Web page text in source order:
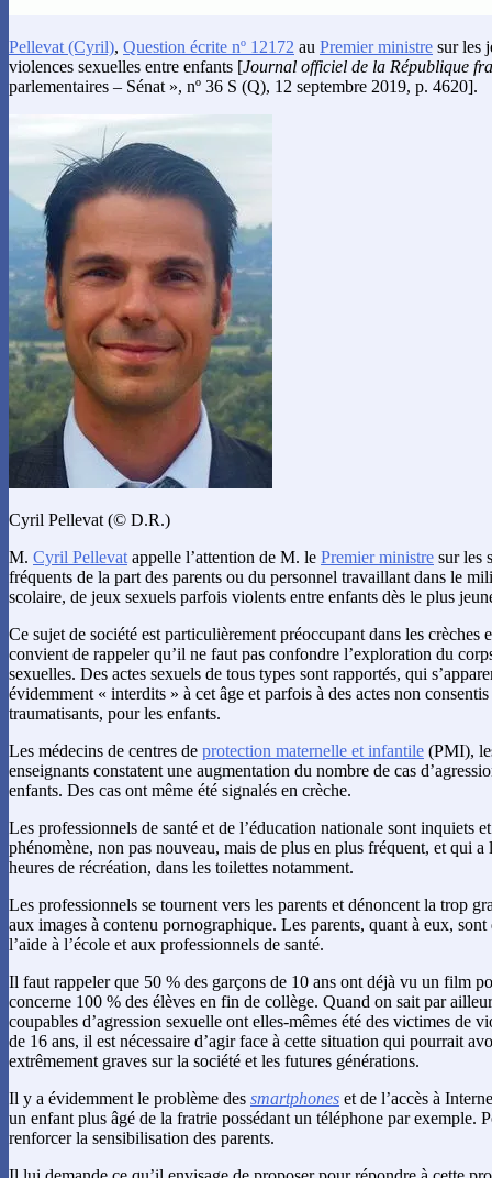
Pellevat (Cyril), Question écrite nº 12172 au Premier ministre sur les
violences sexuelles entre enfants [Journal officiel de la République
parlementaires – Sénat », nº 36 S (Q), 12 septembre 2019, p. 4620].
Cyril Pellevat (© D.R.)
M. Cyril Pellevat appelle l’attention de M. le Premier ministre sur les
fréquents de la part des parents ou du personnel travaillant dans le
scolaire, de jeux sexuels parfois violents entre enfants dès le plus
Ce sujet de société est particulièrement préoccupant dans les crèches
convient de rappeler qu’il ne faut pas confondre l’exploration du
sexuelles. Des actes sexuels de tous types sont rapportés, qui
évidemment « interdits » à cet âge et parfois à des actes non
traumatisants, pour les enfants.
Les médecins de centres de protection maternelle et infantile (PMI),
enseignants constatent une augmentation du nombre de cas
enfants. Des cas ont même été signalés en crèche.
Les professionnels de santé et de l’éducation nationale sont inquiets
phénomène, non pas nouveau, mais de plus en plus fréquent, et qui a
heures de récréation, dans les toilettes notamment.
Les professionnels se tournent vers les parents et dénoncent la trop
aux images à contenu pornographique. Les parents, quant à eux, sont
l’aide à l’école et aux professionnels de santé.
Il faut rappeler que 50 % des garçons de 10 ans ont déjà vu un film
concerne 100 % des élèves en fin de collège. Quand on sait par
coupables d’agression sexuelle ont elles-mêmes été des victimes de
de 16 ans, il est nécessaire d’agir face à cette situation qui pourrait
extrêmement graves sur la société et les futures générations.
Il y a évidemment le problème des smartphones et de l’accès à
un enfant plus âgé de la fratrie possédant un téléphone par exemple.
renforcer la sensibilisation des parents.